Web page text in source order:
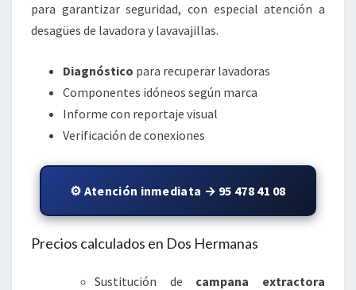
para garantizar seguridad, con especial atención a
desagües de lavadora y lavavajillas.
Diagnóstico para recuperar lavadoras
Componentes idóneos según marca
Informe con reportaje visual
Verificación de conexiones
⚙️ Atención inmediata → 95 478 41 08
Precios calculados en Dos Hermanas
Sustitución de campana extractora